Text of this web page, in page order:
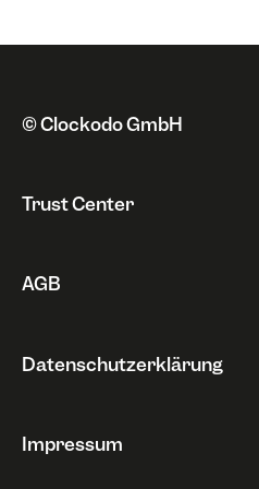
© Clockodo GmbH
Trust Center
AGB
Datenschutzerklärung
Impressum